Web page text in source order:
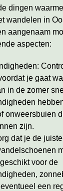
dingen
wandelen in
aangenaam
aspecten:
je gaat
in de zomer
onweersbuien
zijn.
dat je de
voor de
een